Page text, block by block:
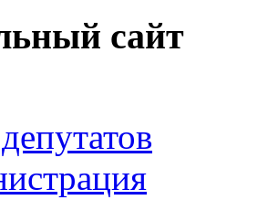
сайт